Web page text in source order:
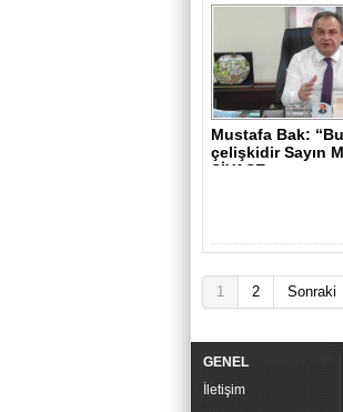
Mustafa Bak:
çelişkidir Sayın
SİYASE..
1 2 Sonraki
GENEL
İletişim